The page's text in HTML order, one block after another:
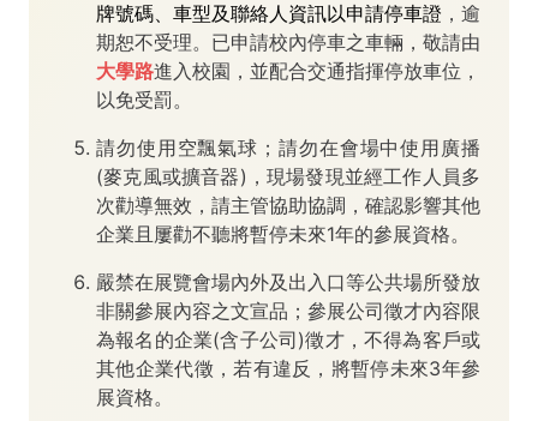
牌號碼、車型及聯絡人資訊以申請停車證 ，逾
期恕不受理。已申請校內停車之車輛，敬請由
大學路進入校園，並配合交通指揮停放車位，
以免受罰。
請勿使用空飄氣球；請勿在會場中使用廣播
(麥克風或擴音器)，現場發現並經工作人員多
次勸導無效，請主管協助協調，確認影響其他
企業且屢勸不聽將暫停未來1年的參展資格。
嚴禁在展覽會場內外及出入口等公共場所發放
非關參展內容之文宣品；參展公司徵才內容限
為報名的企業(含子公司)徵才，不得為客戶或
其他企業代徵，若有違反，將暫停未來3年參
展資格。